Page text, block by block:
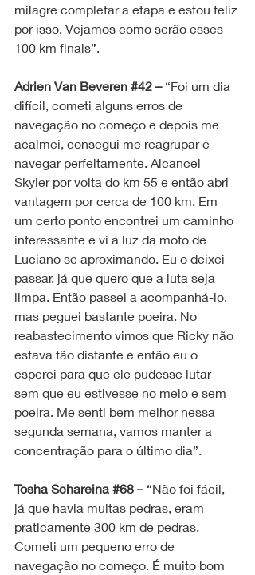
milagre completar a etapa e estou feliz
por isso. Vejamos como serão esses
100 km finais”.
Adrien Van Beveren #42 – “Foi um dia
difícil, cometi alguns erros de
navegação no começo e depois me
acalmei, consegui me reagrupar e
navegar perfeitamente. Alcancei
Skyler por volta do km 55 e então abri
vantagem por cerca de 100 km. Em
um certo ponto encontrei um caminho
interessante e vi a luz da moto de
Luciano se aproximando. Eu o deixei
passar, já que quero que a luta seja
limpa. Então passei a acompanhá-lo,
mas peguei bastante poeira. No
reabastecimento vimos que Ricky não
estava tão distante e então eu o
esperei para que ele pudesse lutar
sem que eu estivesse no meio e sem
poeira. Me senti bem melhor nessa
segunda semana, vamos manter a
concentração para o último dia”.
Tosha Schareina #68 – “Não foi fácil,
já que havia muitas pedras, eram
praticamente 300 km de pedras.
Cometi um pequeno erro de
navegação no começo. É muito bom